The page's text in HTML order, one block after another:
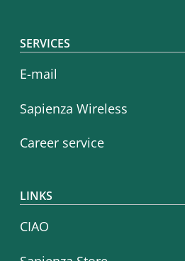
SERVICES
E-mail
Sapienza Wireless
Career service
LINKS
CIAO